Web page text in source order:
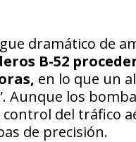
dramático de
B-52
en lo que un
Aunque los
del tráfico
de precisión.